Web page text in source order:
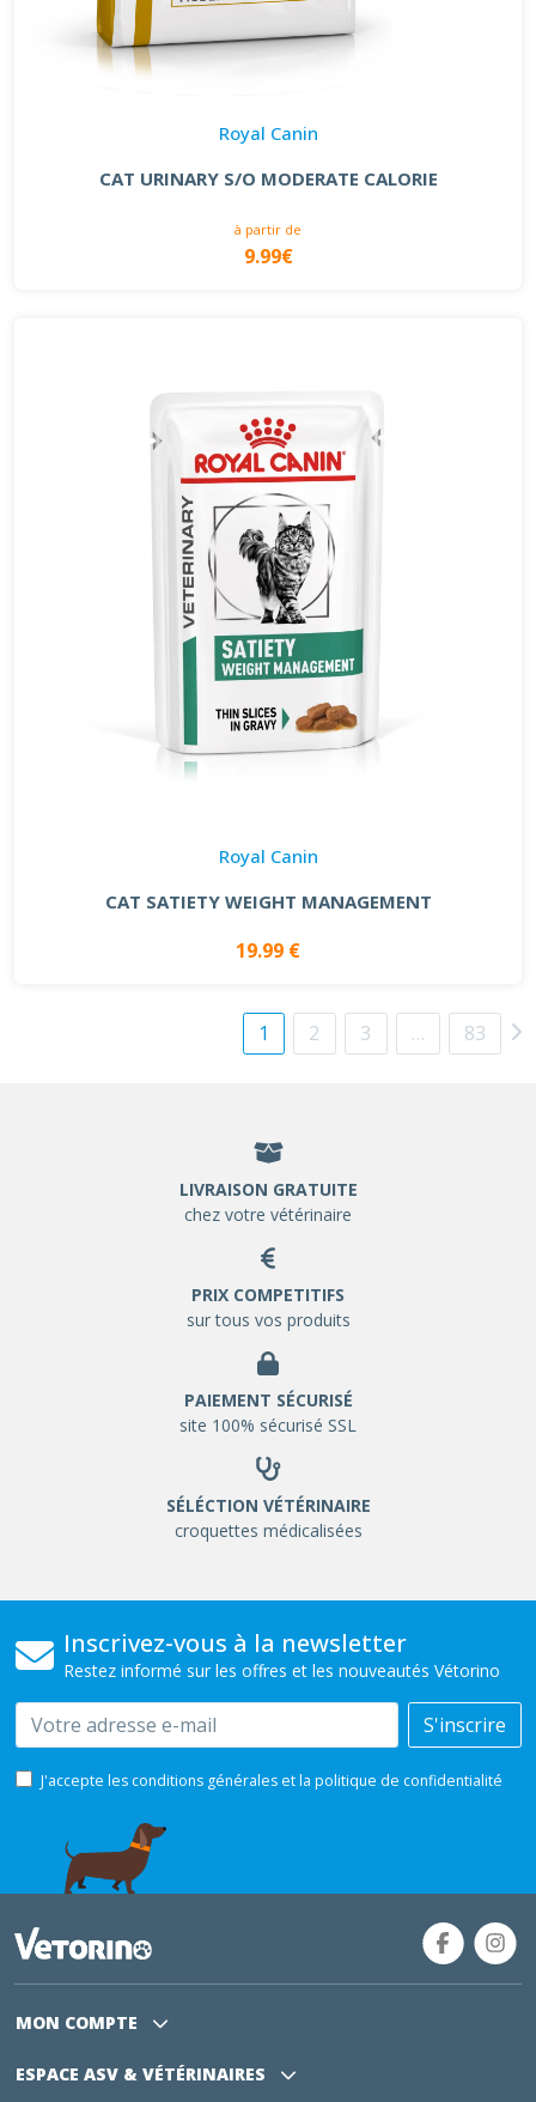
Royal Canin
CAT URINARY S/O MODERATE CALORIE
à partir de
9.99€
Royal Canin
CAT SATIETY WEIGHT MANAGEMENT
19.99 €
1 2 3 … 83
LIVRAISON GRATUITE
chez votre vétérinaire
PRIX COMPETITIFS
sur tous vos produits
PAIEMENT SÉCURISÉ
site 100% sécurisé SSL
SÉLÉCTION VÉTÉRINAIRE
croquettes médicalisées
Inscrivez-vous à la newsletter
Restez informé sur les offres et les nouveautés Vétorino
Email S'inscrire
J'accepte les conditions générales et la politique de confidentialité
MON COMPTE
ESPACE ASV & VÉTÉRINAIRES